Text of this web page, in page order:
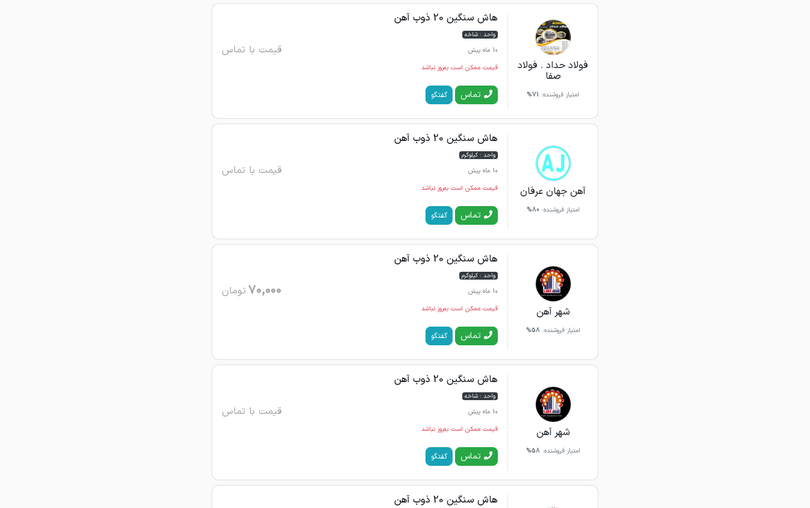
فولاد حداد . فولاد
صفا
امتیاز فروشنده: 71%
هاش سنگین 20 ذوب آهن
واحد : شاخه
10 ماه پیش
قیمت با تماس
قیمت ممکن است به‌روز نباشد
تماس گفتگو
آهن جهان عرفان
امتیاز فروشنده: 80%
هاش سنگین 20 ذوب آهن
واحد : کیلوگرم
10 ماه پیش
قیمت با تماس
قیمت ممکن است به‌روز نباشد
تماس گفتگو
شهر آهن
امتیاز فروشنده: 58%
هاش سنگین 20 ذوب آهن
واحد : کیلوگرم
10 ماه پیش
70,000 تومان
قیمت ممکن است به‌روز نباشد
تماس گفتگو
شهر آهن
امتیاز فروشنده: 58%
هاش سنگین 20 ذوب آهن
واحد : شاخه
10 ماه پیش
قیمت با تماس
قیمت ممکن است به‌روز نباشد
تماس گفتگو
هاش سنگین 20 ذوب آهن